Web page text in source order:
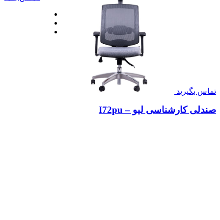
تماس بگیرید
صندلی کارشناسی لیو – I72pu